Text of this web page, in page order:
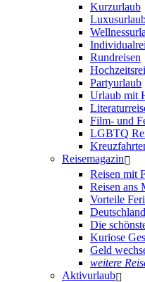
Kurzurlaub
Rundreisen
Partyurlaub
Urlaub mit
Film- und
LGBTQ
Reisemagazin
Reisen mit
Reisen ans
Vorteile
Die
Kuriose
Geld
weitere
Aktivurlaub